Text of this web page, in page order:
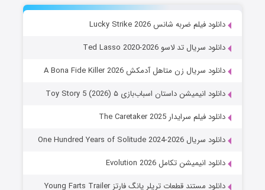
دانلود فیلم ضربه شانس Lucky Strike 2026
دانلود سریال تد لاسو Ted Lasso 2020-2026
دانلود سریال زن متاهل آدمکش A Bona Fide Killer 2026
دانلود انیمیشن داستان اسباب‌بازی ۵ Toy Story 5 (2026)
دانلود فیلم سرایدار The Caretaker 2025
دانلود سریال One Hundred Years of Solitude 2024-2026
دانلود انیمیشن تکامل Evolution 2026
دانلود مستند قطعات تریلر یانگ فارتز Young Farts Trailer